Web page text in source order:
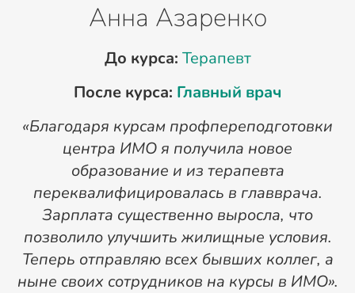
Анна Азаренко
До курса: Терапевт
После курса: Главный врач
«Благодаря курсам профпереподготовки
центра ИМО я получила новое
образование и из терапевта
переквалифицировалась в главврача.
Зарплата существенно выросла, что
позволило улучшить жилищные условия.
Теперь отправляю всех бывших коллег, а
ныне своих сотрудников на курсы в ИМО».